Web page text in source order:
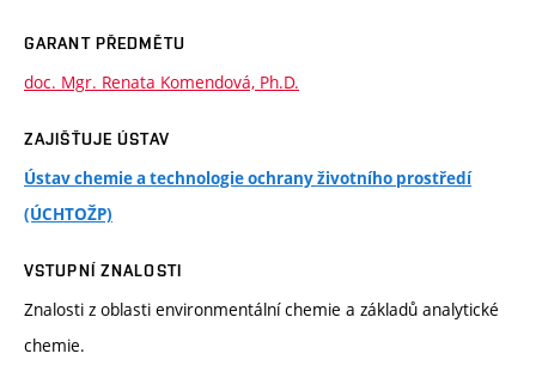
GARANT PŘEDMĚTU
doc. Mgr. Renata Komendová, Ph.D.
ZAJIŠŤUJE ÚSTAV
Ústav chemie a technologie ochrany životního prostředí
(ÚCHTOŽP)
VSTUPNÍ ZNALOSTI
Znalosti z oblasti environmentální chemie a základů analytické
chemie.